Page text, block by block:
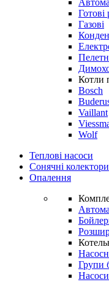
Готові
Газові
Котли
Bosch
Vaillant
Wolf
Теплові насоси
Сонячні колектори
Опалення
Групи